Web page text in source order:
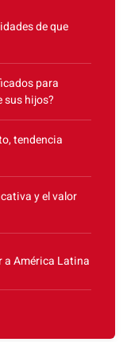
de que
para
sus hijos?
tendencia
y el valor
a América Latina